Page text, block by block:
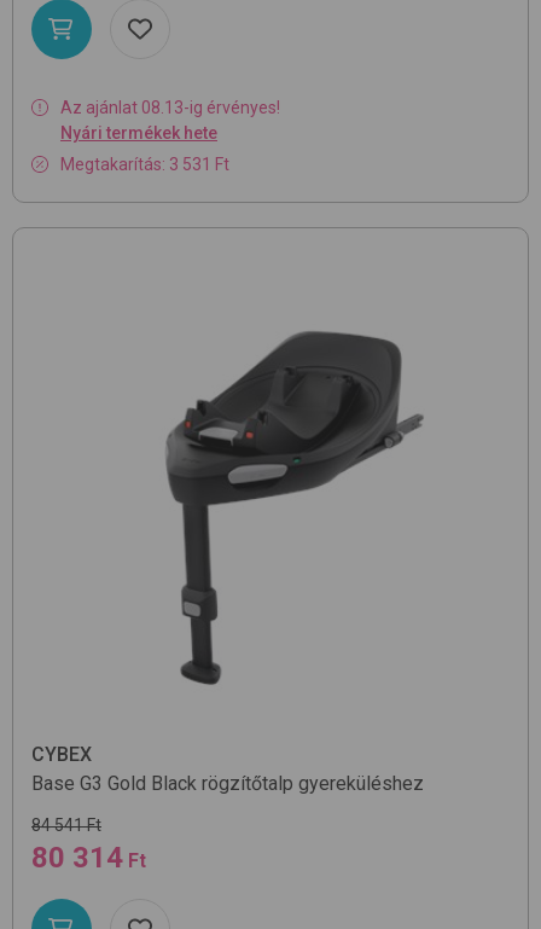
Az ajánlat 08.13-ig érvényes!
Nyári termékek hete
Megtakarítás: 3 531 Ft
CYBEX
Base G3 Gold Black rögzítőtalp gyereküléshez
84 541 Ft
80 314 Ft